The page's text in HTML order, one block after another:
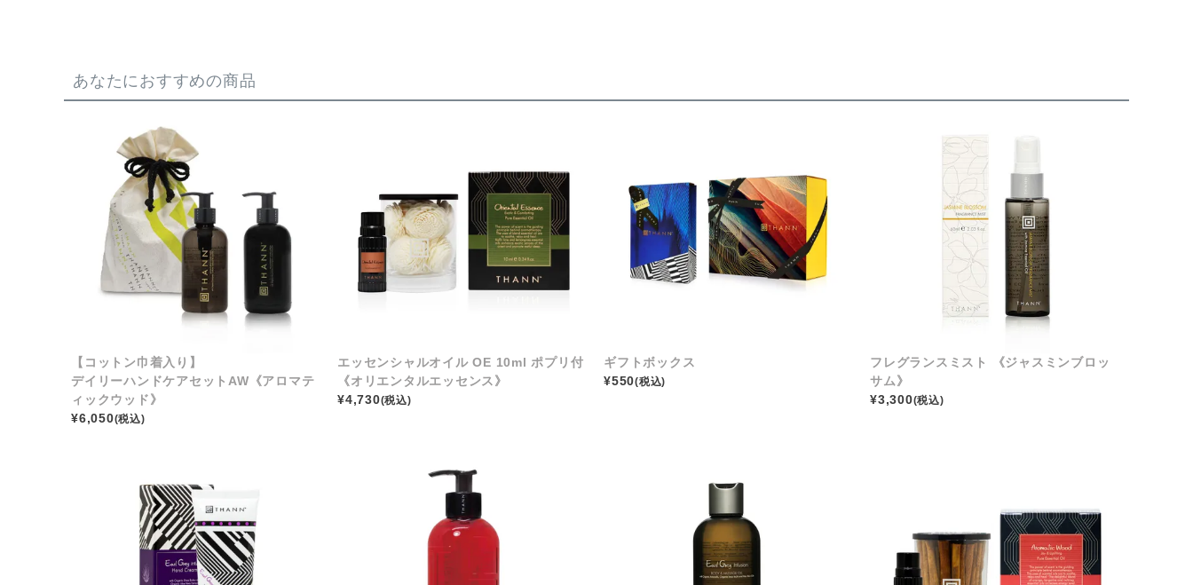
あなたにおすすめの商品
【コットン巾着入り】
デイリーハンドケアセットAW《アロマテ
ィックウッド》
¥6,050(税込)
エッセンシャルオイル OE 10ml ポプリ付
《オリエンタルエッセンス》
¥4,730(税込)
ギフトボックス
¥550(税込)
フレグランスミスト 《ジャスミンブロッ
サム》
¥3,300(税込)